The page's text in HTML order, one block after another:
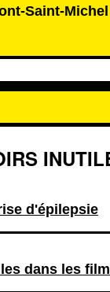
Saint-
d'épilepsie
dans les